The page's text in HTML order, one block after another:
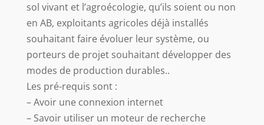
sol vivant et l’agroécologie, qu’ils soient ou non
en AB, exploitants agricoles déjà installés
souhaitant faire évoluer leur système, ou
porteurs de projet souhaitant développer des
modes de production durables..
Les pré-requis sont :
– Avoir une connexion internet
– Savoir utiliser un moteur de recherche